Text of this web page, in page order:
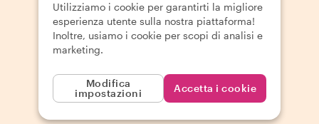
Utilizziamo i cookie per garantirti la migliore
esperienza utente sulla nostra piattaforma!
Inoltre, usiamo i cookie per scopi di analisi e
marketing.
Modifica
impostazioni
Accetta i cookie